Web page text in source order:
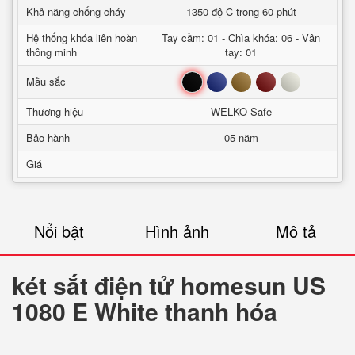
Khả năng chống cháy
1350 độ C trong 60 phút
Hệ thống khóa liên hoàn
thông minh
Tay cầm: 01 - Chìa khóa: 06 - Vân
tay: 01
Mầu sắc
Đen Xanh Nâu Đỏ Trắng
Thương hiệu
WELKO Safe
Bảo hành
05 năm
Giá
Nổi bật Hình ảnh Mô tả
két sắt điện tử homesun US
1080 E White thanh hóa